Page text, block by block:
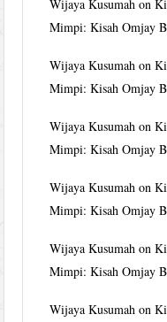
Wijaya Kusumah on
Mimpi: Kisah Omjay
Wijaya Kusumah on
Mimpi: Kisah Omjay
Wijaya Kusumah on
Mimpi: Kisah Omjay
Wijaya Kusumah on
Mimpi: Kisah Omjay
Wijaya Kusumah on
Mimpi: Kisah Omjay
Wijaya Kusumah on